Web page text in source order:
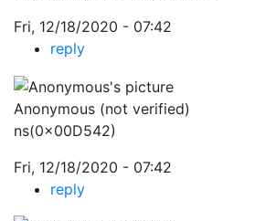
Fri, 12/18/2020 - 07:42
reply
Anonymous (not verified)
ns(0x00D542)
Fri, 12/18/2020 - 07:42
reply